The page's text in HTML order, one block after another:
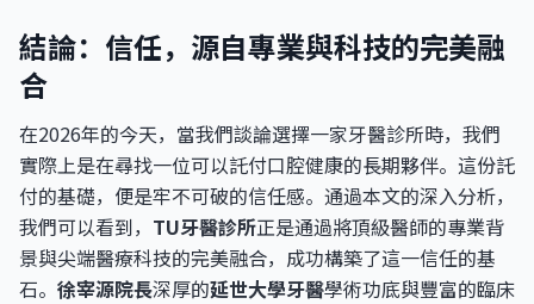
結論：信任，源自專業與科技的完美融
合
在2026年的今天，當我們談論選擇一家牙醫診所時，我們
實際上是在尋找一位可以託付口腔健康的長期夥伴。這份託
付的基礎，便是牢不可破的信任感。通過本文的深入分析，
我們可以看到， TU牙醫診所正是通過將頂級醫師的專業背
景與尖端醫療科技的完美融合，成功構築了這一信任的基
石。 徐宰源院長深厚的延世大學牙醫學術功底與豐富的臨床